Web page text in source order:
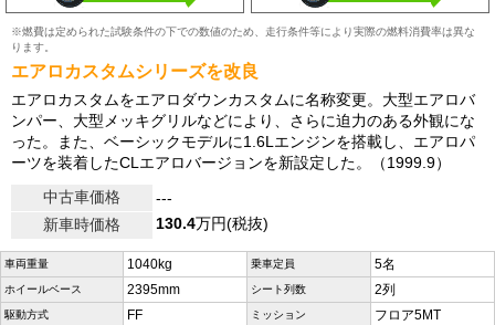
※燃費は定められた試験条件の下での数値のため、走行条件等により実際の燃料消費率は異な
ります。
エアロカスタムシリーズを改良
エアロカスタムをエアロダウンカスタムに名称変更。大型エアロバ
ンパー、大型メッキグリルなどにより、さらに迫力のある外観にな
った。また、ベーシックモデルに1.6Lエンジンを搭載し、エアロパ
ーツを装着したCLエアロバージョンを新設定した。（1999.9）
中古車価格
---
新車時価格
130.4万円(税抜)
車両重量 1040kg 乗車定員 5名
ホイールベース 2395mm シート列数 2列
駆動方式 FF ミッション フロア5MT